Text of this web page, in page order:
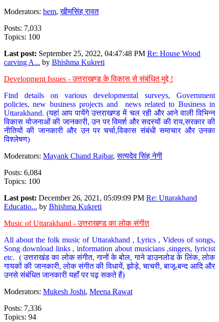
Moderators: hem,खीमसिंह रावत
Posts: 7,033
Topics: 100
Last post: September 25, 2022, 04:47:48 PM Re: House Wood
carving A... by Bhishma Kukreti
Development Issues - उत्तराखण्ड के विकास से संबंधित मुद्दे !
Find details on various developmental surveys, Government
policies, new business projects and news related to Business in
Uttarakhand. (यहां आप पायेंगे उत्तराखण्ड में चल रही और आने वाली विभिन्न
विकास योजनाओं की जानकारी, उन पर विमर्श और सदस्यों की राय,सरकार की
नीतियों की जानकारी और उन पर चर्चा,विकास संबंधी समाचार और उनका
विश्लेषण)
Moderators: Mayank Chand Rajbar,सत्यदेव सिंह नेगी
Posts: 6,084
Topics: 100
Last post: December 26, 2021, 05:09:09 PM Re: Uttarakhand
Educatio... by Bhishma Kukreti
Music of Uttarakhand - उत्तराखण्ड का लोक संगीत
All about the folk music of Uttarakhand , Lyrics , Videos of songs,
Song download links , information about musicians ,singers, lyricist
etc. ( उत्तराखंड का लोक संगीत, गानों के बोल, गाने डाउनलोड के लिंक, लोक
गायकों की जानकारी, लोक संगीत की विधायें, झोड़े, चाचरी, बाजू-बन्द आदि और
उनसे संबंधित जानकारी यहाँ पर पढ़ सकते हैं)
Moderators: Mukesh Joshi, Meena Rawat
Posts: 7,336
Topics: 94